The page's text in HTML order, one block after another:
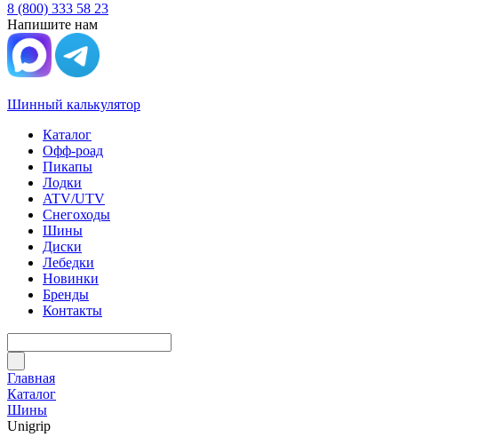
8 (800) 333 58 23
Напишите нам
Шинный калькулятор
Каталог
Офф-роад
Пикапы
Лодки
ATV/UTV
Снегоходы
Шины
Диски
Лебедки
Новинки
Бренды
Контакты
Главная
Каталог
Шины
Unigrip